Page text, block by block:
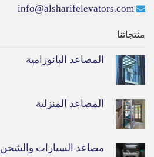
info@alsharifelevators.com
منتجاتنا
المصاعد البانورامية
المصاعد المنزلية
مصاعد السيارات والشحن